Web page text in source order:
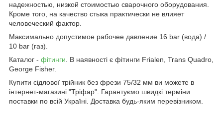
надежностью, низкой стоимостью сварочного оборудования.
Кроме того, на качество стыка практически не влияет
человеческий фактор.
Максимально допустимое рабочее давление 16 bar (вода) /
10 bar (газ).
Каталог - фітинги. В наявності є фітинги Frialen, Trans Quadro,
George Fisher.
Купити сідлової трійник без фрези 75/32 мм ви можете в
інтернет-магазині "Тріфар". Гарантуємо швидкі терміни
поставки по всій Україні. Доставка будь-яким перевізником.